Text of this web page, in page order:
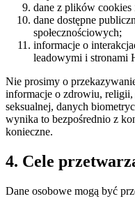
dane z plików
dane dostępne
społecznościowych;
informacje o
leadowymi i stronami
Nie prosimy o
informacje o zdrowiu,
seksualnej, danych
wynika to bezpośrednio z
konieczne.
4. Cele
Dane osobowe mogą być